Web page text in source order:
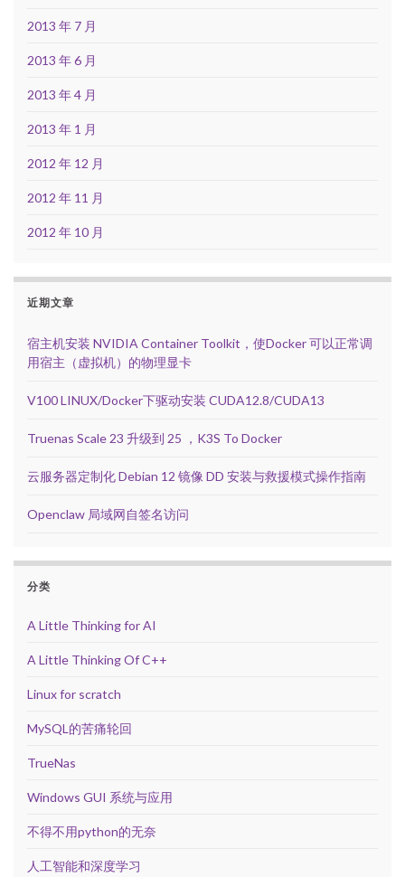
2013 年 7 月
2013 年 6 月
2013 年 4 月
2013 年 1 月
2012 年 12 月
2012 年 11 月
2012 年 10 月
近期文章
宿主机安装 NVIDIA Container Toolkit，使Docker 可以正常调
用宿主（虚拟机）的物理显卡
V100 LINUX/Docker下驱动安装 CUDA12.8/CUDA13
Truenas Scale 23 升级到 25 ，K3S To Docker
云服务器定制化 Debian 12 镜像 DD 安装与救援模式操作指南
Openclaw 局域网自签名访问
分类
A Little Thinking for AI
A Little Thinking Of C++
Linux for scratch
MySQL的苦痛轮回
TrueNas
Windows GUI 系统与应用
不得不用python的无奈
人工智能和深度学习